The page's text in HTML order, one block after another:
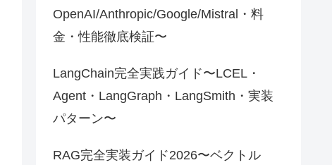
OpenAI/Anthropic/Google/Mistral・料
金・性能徹底検証〜
LangChain完全実践ガイド〜LCEL・
Agent・LangGraph・LangSmith・実装
パターン〜
RAG完全実装ガイド2026〜ベクトル